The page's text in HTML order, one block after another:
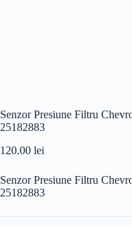
Senzor Presiune Filtru
25182883
120.00 lei
Senzor Presiune Filtru
25182883